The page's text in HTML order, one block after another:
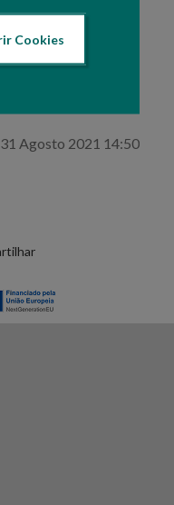
Cookies
Agosto 2021 14:50